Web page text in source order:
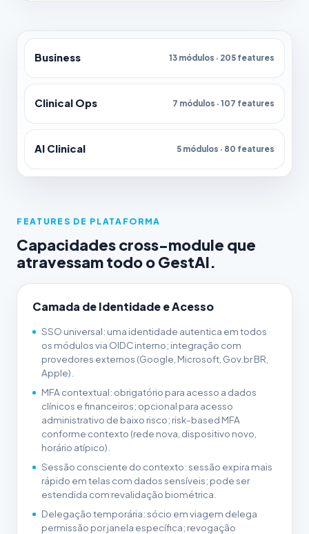
Business 13 módulos · 205 features
Clinical Ops 7 módulos · 107 features
AI Clinical 5 módulos · 80 features
FEATURES DE PLATAFORMA
Capacidades cross-module que
atravessam todo o GestAI.
Camada de Identidade e Acesso
SSO universal: uma identidade autentica em todos
os módulos via OIDC interno; integração com
provedores externos (Google, Microsoft, Gov.br BR,
Apple).
MFA contextual: obrigatório para acesso a dados
clínicos e financeiros; opcional para acesso
administrativo de baixo risco; risk-based MFA
conforme contexto (rede nova, dispositivo novo,
horário atípico).
Sessão consciente do contexto: sessão expira mais
rápido em telas com dados sensíveis; pode ser
estendida com revalidação biométrica.
Delegação temporária: sócio em viagem delega
permissão por janela específica; revogação